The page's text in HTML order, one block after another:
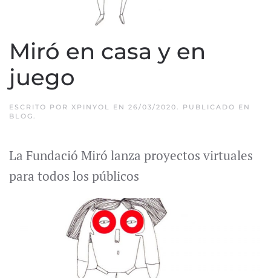
Miró en casa y en
juego
ESCRITO POR XPINYOL EN 26/03/2020
. PUBLICADO EN
BLOG
La Fundació Miró lanza proyectos virtuales
para todos los públicos